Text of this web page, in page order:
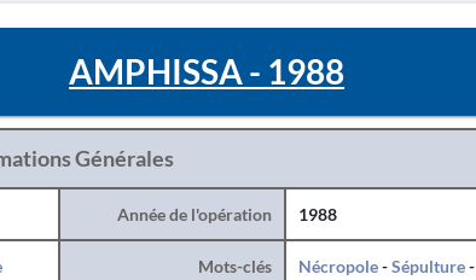
AMPHISSA - 1988
Générales
Année de l'opération 1988
Mots-clés Nécropole-Sépulture-